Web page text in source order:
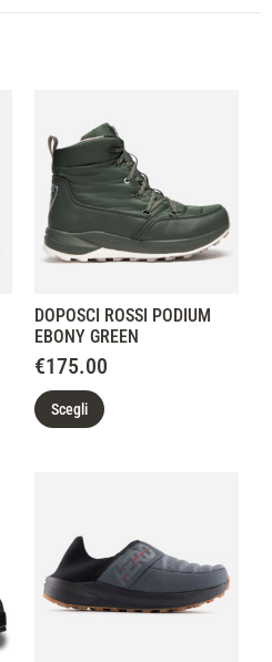
DOPOSCI ROSSI PODIUM
EBONY GREEN
€175.00
Scegli